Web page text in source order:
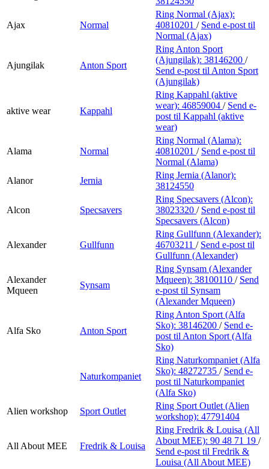
Ajax Normal
Ring Normal (Ajax):
40810201 / Send e-post til
Normal (Ajax)
Ajungilak Anton Sport
Ring Anton Sport
(Ajungilak): 38146200 /
Send e-post til Anton Sport
(Ajungilak)
aktive wear Kappahl
Ring Kappahl (aktive
wear): 46859004 / Send e-
post til Kappahl (aktive
wear)
Alama Normal
Ring Normal (Alama):
40810201 / Send e-post til
Normal (Alama)
Alanor
Jernia
Ring Jernia (Alanor):
38124550
Alcon Specsavers
Ring Specsavers (Alcon):
38023320 / Send e-post til
Specsavers (Alcon)
Alexander Gullfunn
Ring Gullfunn (Alexander):
46703211 / Send e-post til
Gullfunn (Alexander)
Alexander
Mqueen
Synsam
Ring Synsam (Alexander
Mqueen): 38100110 / Send
e-post til Synsam
(Alexander Mqueen)
Alfa Sko Anton Sport
Ring Anton Sport (Alfa
Sko): 38146200 / Send e-
post til Anton Sport (Alfa
Sko)
Naturkompaniet
Ring Naturkompaniet (Alfa
Sko): 48272735 / Send e-
post til Naturkompaniet
(Alfa Sko)
Alien workshop
Sport Outlet
Ring Sport Outlet (Alien
workshop): 47791404
All About MEE Fredrik & Louisa
Ring Fredrik & Louisa (All
About MEE): 90 48 71 19 /
Send e-post til Fredrik &
Louisa (All About MEE)